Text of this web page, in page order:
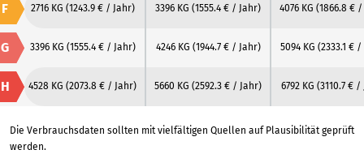
F 2716 KG (1243.9 € / Jahr) 3396 KG (1555.4 € / Jahr) 4076 KG (1866.8 €
G 3396 KG (1555.4 € / Jahr) 4246 KG (1944.7 € / Jahr) 5094 KG (2333.1 €
H 4528 KG (2073.8 € / Jahr) 5660 KG (2592.3 € / Jahr) 6792 KG (3110.7 € /
Die Verbrauchsdaten sollten mit vielfältigen Quellen auf Plausibilität geprüft
werden.